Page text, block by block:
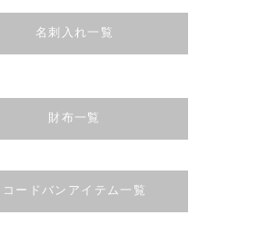
名刺入れ一覧
財布一覧
コードバンアイテム一覧